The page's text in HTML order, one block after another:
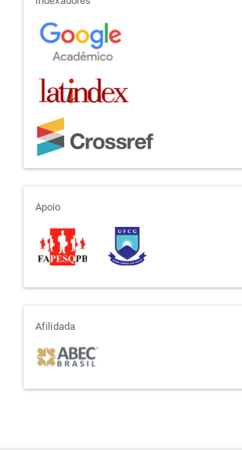
apoio
Apoio
afiliada
Afilidada